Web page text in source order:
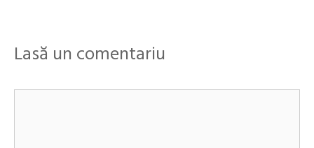
Lasă un comentariu